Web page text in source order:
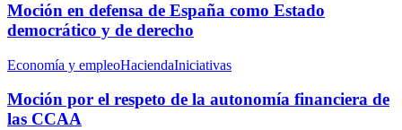
Moción en defensa de España como Estado
democrático y de derecho
Economía y empleoHaciendaIniciativas
Moción por el respeto de la autonomía financiera de
las CCAA